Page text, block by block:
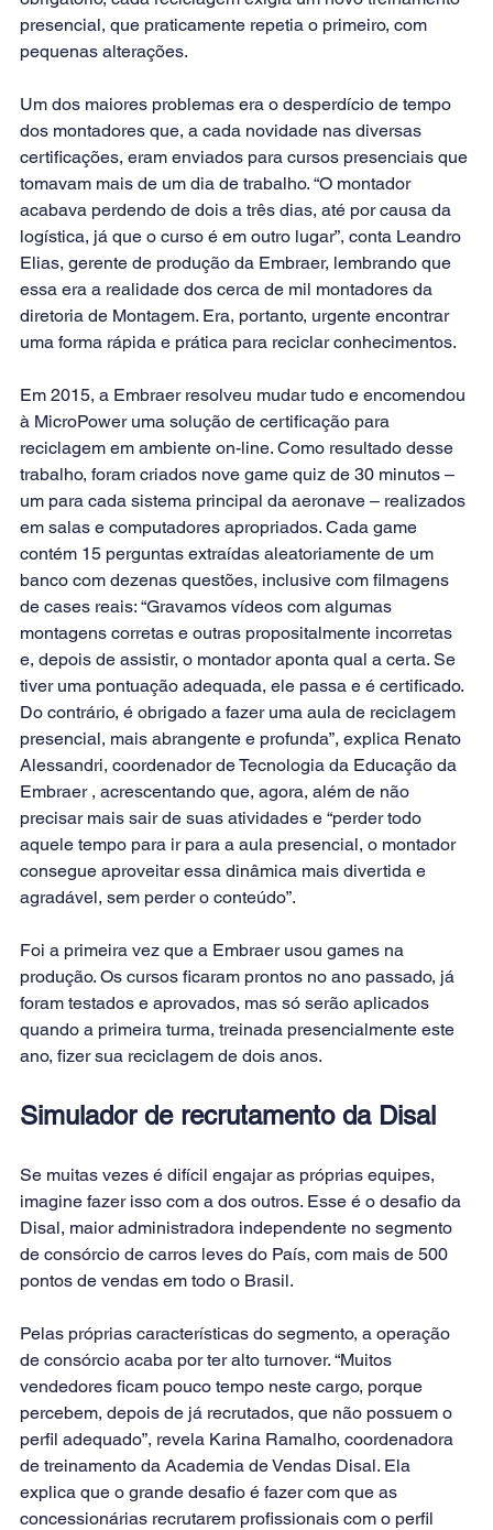
presencial, que praticamente repetia o primeiro, com
pequenas alterações.
Um dos maiores problemas era o desperdício de tempo
dos montadores que, a cada novidade nas diversas
certificações, eram enviados para cursos presenciais que
tomavam mais de um dia de trabalho. “O montador
acabava perdendo de dois a três dias, até por causa da
logística, já que o curso é em outro lugar”, conta Leandro
Elias, gerente de produção da Embraer, lembrando que
essa era a realidade dos cerca de mil montadores da
diretoria de Montagem. Era, portanto, urgente encontrar
uma forma rápida e prática para reciclar conhecimentos.
Em 2015, a Embraer resolveu mudar tudo e encomendou
à MicroPower uma solução de certificação para
reciclagem em ambiente on-line. Como resultado desse
trabalho, foram criados nove game quiz de 30 minutos –
um para cada sistema principal da aeronave – realizados
em salas e computadores apropriados. Cada game
contém 15 perguntas extraídas aleatoriamente de um
banco com dezenas questões, inclusive com filmagens
de cases reais: “Gravamos vídeos com algumas
montagens corretas e outras propositalmente incorretas
e, depois de assistir, o montador aponta qual a certa. Se
tiver uma pontuação adequada, ele passa e é certificado.
Do contrário, é obrigado a fazer uma aula de reciclagem
presencial, mais abrangente e profunda”, explica Renato
Alessandri, coordenador de Tecnologia da Educação da
Embraer , acrescentando que, agora, além de não
precisar mais sair de suas atividades e “perder todo
aquele tempo para ir para a aula presencial, o montador
consegue aproveitar essa dinâmica mais divertida e
agradável, sem perder o conteúdo”.
Foi a primeira vez que a Embraer usou games na
produção. Os cursos ficaram prontos no ano passado, já
foram testados e aprovados, mas só serão aplicados
quando a primeira turma, treinada presencialmente este
ano, fizer sua reciclagem de dois anos.
Simulador de recrutamento da Disal
Se muitas vezes é difícil engajar as próprias equipes,
imagine fazer isso com a dos outros. Esse é o desafio da
Disal, maior administradora independente no segmento
de consórcio de carros leves do País, com mais de 500
pontos de vendas em todo o Brasil.
Pelas próprias características do segmento, a operação
de consórcio acaba por ter alto turnover. “Muitos
vendedores ficam pouco tempo neste cargo, porque
percebem, depois de já recrutados, que não possuem o
perfil adequado”, revela Karina Ramalho, coordenadora
de treinamento da Academia de Vendas Disal. Ela
explica que o grande desafio é fazer com que as
concessionárias recrutarem profissionais com o perfil